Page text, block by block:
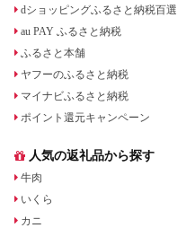
dショッピングふるさと納税百選
au PAY ふるさと納税
ふるさと本舗
ヤフーのふるさと納税
マイナビふるさと納税
ポイント還元キャンペーン
人気の返礼品から探す
牛肉
いくら
カニ